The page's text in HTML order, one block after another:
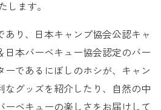
します。
あり、日本キャンプ協会公認キャ
日本バーベキュー協会認定のバー
ーであるにぼしのホシが、キャン
なグッズを紹介したり、自然の中
ーベキューの楽しさをお届けして